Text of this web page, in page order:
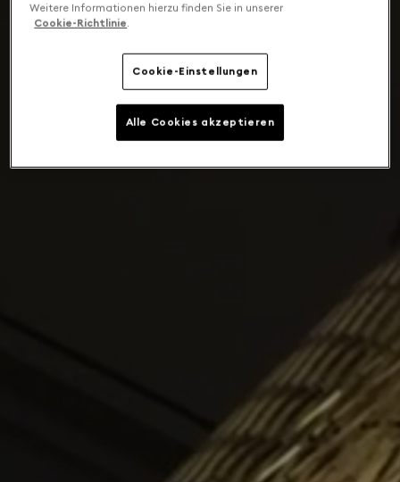
Weitere Informationen hierzu finden Sie in unserer
Cookie-Richtlinie.
Cookie-Einstellungen
Alle Cookies akzeptieren